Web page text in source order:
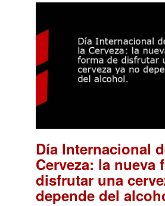
Día Internacional
Cerveza: la nueva
disfrutar una
depende del